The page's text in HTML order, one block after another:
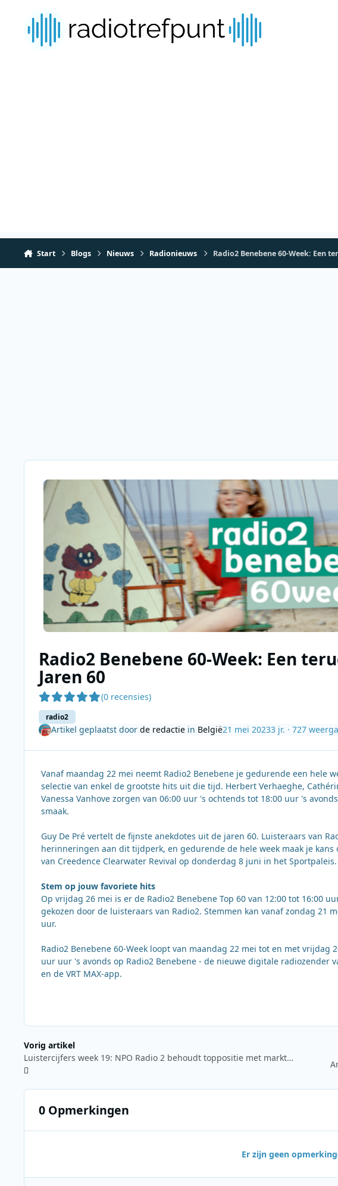
Start Blogs Nieuws Radionieuws Radio2 Benebene 60-Week: Een
Radio2 Benebene 60-Week: Een
Jaren 60
(0 recensies)
radio2
Artikel geplaatst door de redactiein België21 mei 20233 jr. · 727
Vanaf maandag 22 mei neemt Radio2 Benebene je gedurende een hele
selectie van enkel de grootste hits uit die tijd. Herbert Verhaeghe,
Vanessa Vanhove zorgen van 06:00 uur 's ochtends tot 18:00 uur 's
smaak.
Guy De Pré vertelt de fijnste anekdotes uit de jaren 60. Luisteraars van
herinneringen aan dit tijdperk, en gedurende de hele week maak je kans
van Creedence Clearwater Revival op donderdag 8 juni in het Sportpaleis.
Stem op jouw favoriete hits
Op vrijdag 26 mei is er de Radio2 Benebene Top 60 van 12:00 tot 16:00
gekozen door de luisteraars van Radio2. Stemmen kan vanaf zondag 21
uur.
Radio2 Benebene 60-Week loopt van maandag 22 mei tot en met vrijdag
uur uur 's avonds op Radio2 Benebene - de nieuwe digitale radiozender
en de VRT MAX-app.
Vorig artikel
Luistercijfers week 19: NPO Radio 2 behoudt toppositie met marktaandeel van 16,7%
0 Opmerkingen
Er zijn geen